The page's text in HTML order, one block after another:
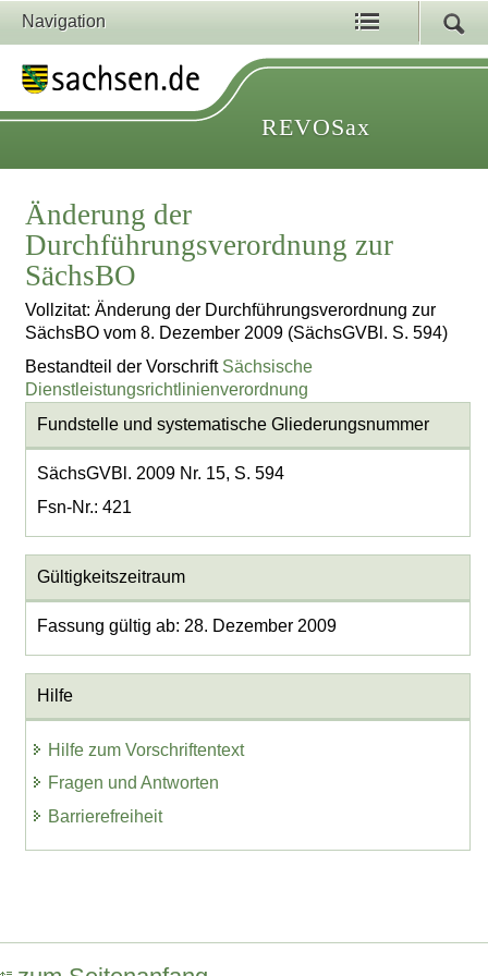
Navigation
REVOSax
Änderung der
Durchführungsverordnung zur
SächsBO
Vollzitat: Änderung der Durchführungsverordnung zur
SächsBO vom 8. Dezember 2009 (SächsGVBl. S. 594)
Bestandteil der Vorschrift Sächsische
Dienstleistungsrichtlinienverordnung
Fundstelle und systematische Gliederungsnummer
SächsGVBl. 2009 Nr. 15, S. 594
Fsn-Nr.: 421
Gültigkeitszeitraum
Fassung gültig ab: 28. Dezember 2009
Hilfe
Hilfe zum Vorschriftentext
Fragen und Antworten
Barrierefreiheit